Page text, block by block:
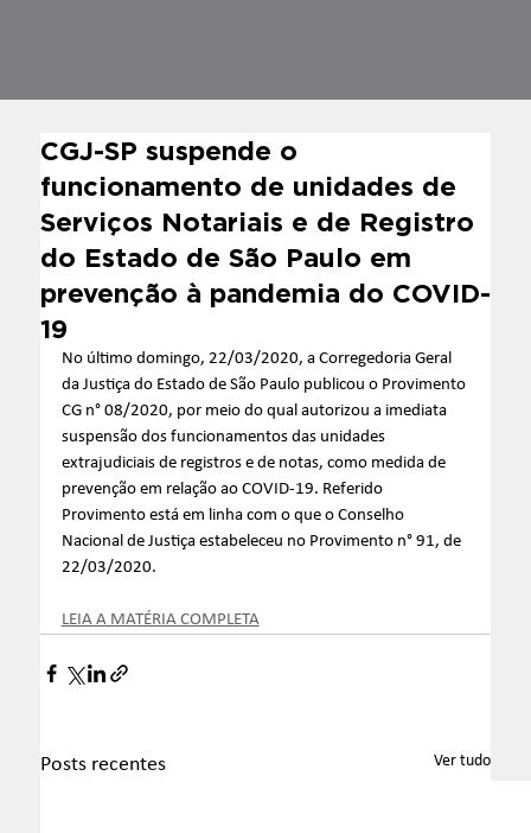
CGJ-SP suspende o
funcionamento de unidades de
Serviços Notariais e de Registro
do Estado de São Paulo em
prevenção à pandemia do COVID-
19
No último domingo, 22/03/2020, a Corregedoria Geral
da Justiça do Estado de São Paulo publicou o Provimento
CG n° 08/2020, por meio do qual autorizou a imediata
suspensão dos funcionamentos das unidades
extrajudiciais de registros e de notas, como medida de
prevenção em relação ao COVID-19. Referido
Provimento está em linha com o que o Conselho
Nacional de Justiça estabeleceu no Provimento n° 91, de
22/03/2020.
LEIA A MATÉRIA COMPLETA
Posts recentes Ver tudo